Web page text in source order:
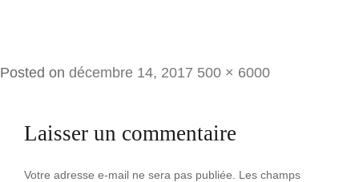
Posted on décembre 14, 2017 Full
500 × 6000
Laisser un commentaire
Votre adresse e-mail ne sera pas publiée.
Les champs